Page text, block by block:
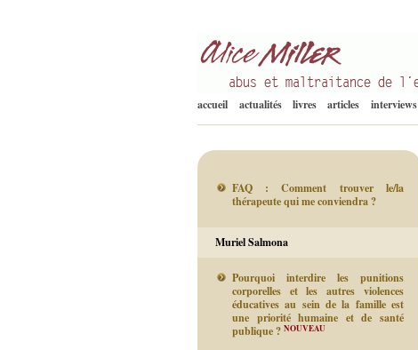
Alice Miller fr
accueil actualités livres articles interviews
FAQ : Comment trouver le/la
thérapeute qui me conviendra ?
Muriel Salmona
Pourquoi interdire les punitions
corporelles et les autres violences
éducatives au sein de la famille est
une priorité humaine et de santé
publique ? NOUVEAU